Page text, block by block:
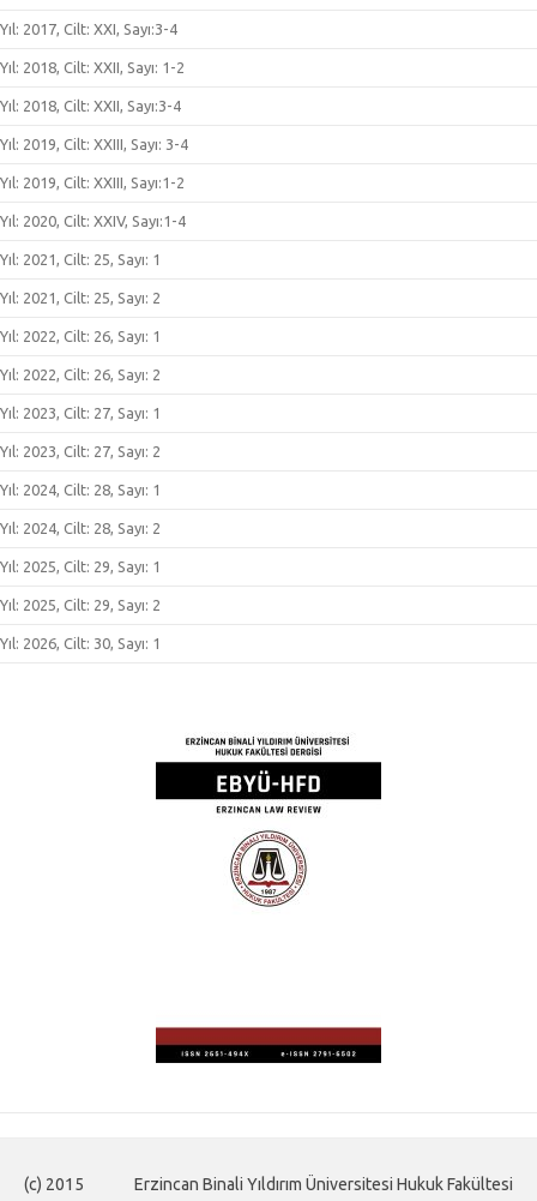
Yıl: 2017, Cilt: XXI, Sayı:3-4
Yıl: 2018, Cilt: XXII, Sayı: 1-2
Yıl: 2018, Cilt: XXII, Sayı:3-4
Yıl: 2019, Cilt: XXIII, Sayı: 3-4
Yıl: 2019, Cilt: XXIII, Sayı:1-2
Yıl: 2020, Cilt: XXIV, Sayı:1-4
Yıl: 2021, Cilt: 25, Sayı: 1
Yıl: 2021, Cilt: 25, Sayı: 2
Yıl: 2022, Cilt: 26, Sayı: 1
Yıl: 2022, Cilt: 26, Sayı: 2
Yıl: 2023, Cilt: 27, Sayı: 1
Yıl: 2023, Cilt: 27, Sayı: 2
Yıl: 2024, Cilt: 28, Sayı: 1
Yıl: 2024, Cilt: 28, Sayı: 2
Yıl: 2025, Cilt: 29, Sayı: 1
Yıl: 2025, Cilt: 29, Sayı: 2
Yıl: 2026, Cilt: 30, Sayı: 1
(c) 2015 Erzincan Binali Yıldırım Üniversitesi Hukuk Fakültesi